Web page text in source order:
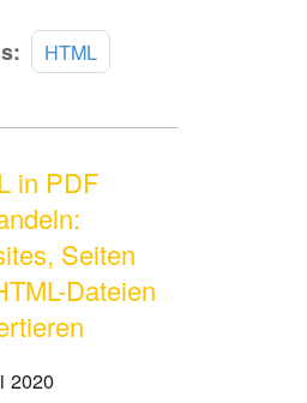
3
2
1
Termine
2022
HTML
in PDF
Seiten
Dateien
2020